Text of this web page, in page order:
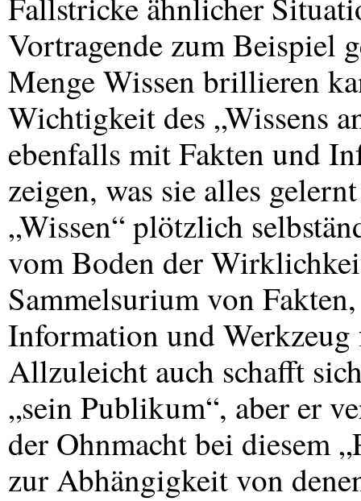
Vortragende zum Beispiel
Menge Wissen brillieren
Wichtigkeit des „Wissens
ebenfalls mit Fakten und
zeigen, was sie alles
„Wissen“ plötzlich
vom Boden der
Sammelsurium von
Information und
Allzuleicht auch schafft
„sein Publikum“, aber er
der Ohnmacht bei diesem
zur Abhängigkeit von